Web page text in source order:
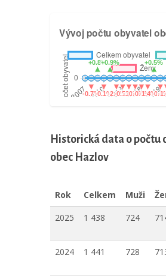
Historická data o počtu
obec Hazlov
Rok Celkem Muži
2025
1 438 724
2024
1 441 728